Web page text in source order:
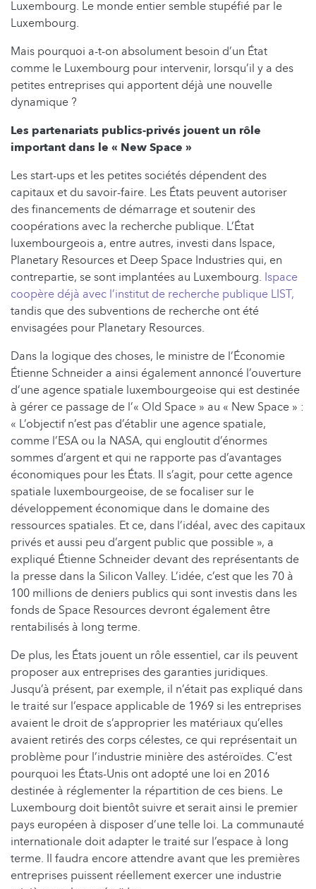
Luxembourg. Le monde entier semble stupéfié par le
Luxembourg.
Mais pourquoi a-t-on absolument besoin d’un État
comme le Luxembourg pour intervenir, lorsqu’il y a des
petites entreprises qui apportent déjà une nouvelle
dynamique ?
Les partenariats publics-privés jouent un rôle
important dans le « New Space »
Les start-ups et les petites sociétés dépendent des
capitaux et du savoir-faire. Les États peuvent autoriser
des financements de démarrage et soutenir des
coopérations avec la recherche publique. L’État
luxembourgeois a, entre autres, investi dans Ispace,
Planetary Resources et Deep Space Industries qui, en
contrepartie, se sont implantées au Luxembourg. Ispace
coopère déjà avec l’institut de recherche publique LIST,
tandis que des subventions de recherche ont été
envisagées pour Planetary Resources.
Dans la logique des choses, le ministre de l’Économie
Étienne Schneider a ainsi également annoncé l’ouverture
d’une agence spatiale luxembourgeoise qui est destinée
à gérer ce passage de l’« Old Space » au « New Space » :
« L’objectif n’est pas d’établir une agence spatiale,
comme l’ESA ou la NASA, qui engloutit d’énormes
sommes d’argent et qui ne rapporte pas d’avantages
économiques pour les États. Il s’agit, pour cette agence
spatiale luxembourgeoise, de se focaliser sur le
développement économique dans le domaine des
ressources spatiales. Et ce, dans l’idéal, avec des capitaux
privés et aussi peu d’argent public que possible », a
expliqué Étienne Schneider devant des représentants de
la presse dans la Silicon Valley. L’idée, c’est que les 70 à
100 millions de deniers publics qui sont investis dans les
fonds de Space Resources devront également être
rentabilisés à long terme.
De plus, les États jouent un rôle essentiel, car ils peuvent
proposer aux entreprises des garanties juridiques.
Jusqu’à présent, par exemple, il n’était pas expliqué dans
le traité sur l’espace applicable de 1969 si les entreprises
avaient le droit de s’approprier les matériaux qu’elles
avaient retirés des corps célestes, ce qui représentait un
problème pour l’industrie minière des astéroïdes. C’est
pourquoi les États-Unis ont adopté une loi en 2016
destinée à réglementer la répartition de ces biens. Le
Luxembourg doit bientôt suivre et serait ainsi le premier
pays européen à disposer d’une telle loi. La communauté
internationale doit adapter le traité sur l’espace à long
terme. Il faudra encore attendre avant que les premières
entreprises puissent réellement exercer une industrie